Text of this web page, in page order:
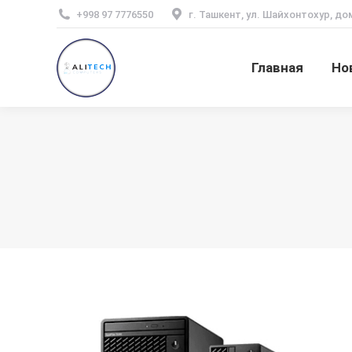
+998 97 7776550 г. Ташкент, ул. Шайхонтохур,
Главная